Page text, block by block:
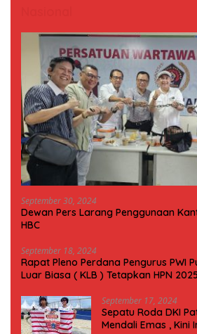
September 30, 2024
Dewan Pers Larang Penggunaan
HBC
September 18, 2024
Rapat Pleno Perdana Pengurus PWI
Luar Biasa ( KLB ) Tetapkan HPN
September 17, 2024
Sepatu Roda DKI
Mendali Emas , Kini